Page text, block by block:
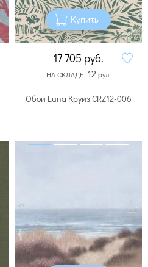
Купить
17 705 руб.
НА СКЛАДЕ: 12 рул.
Обои Luna Круиз CRZ12-006